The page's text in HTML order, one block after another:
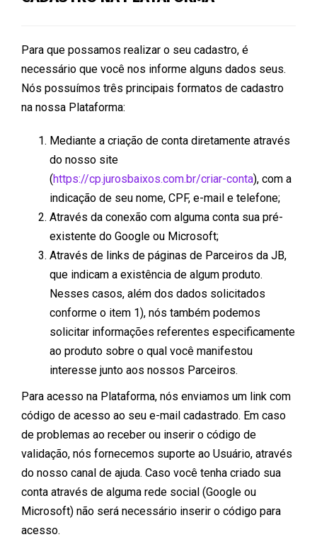
Para que possamos realizar o seu cadastro, é
necessário que você nos informe alguns dados seus.
Nós possuímos três principais formatos de cadastro
na nossa Plataforma:
Mediante a criação de conta diretamente através
do nosso site
(https://cp.jurosbaixos.com.br/criar-conta), com a
indicação de seu nome, CPF, e-mail e telefone;
Através da conexão com alguma conta sua pré-
existente do Google ou Microsoft;
Através de links de páginas de Parceiros da JB,
que indicam a existência de algum produto.
Nesses casos, além dos dados solicitados
conforme o item 1), nós também podemos
solicitar informações referentes especificamente
ao produto sobre o qual você manifestou
interesse junto aos nossos Parceiros.
Para acesso na Plataforma, nós enviamos um link com
código de acesso ao seu e-mail cadastrado. Em caso
de problemas ao receber ou inserir o código de
validação, nós fornecemos suporte ao Usuário, através
do nosso canal de ajuda. Caso você tenha criado sua
conta através de alguma rede social (Google ou
Microsoft) não será necessário inserir o código para
acesso.